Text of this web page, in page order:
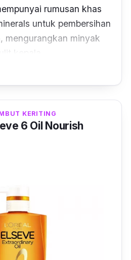
rumusan khas
untuk pembersihan
mengurangkan minyak
kepala.
keguguran rambut pun
mempunyai kandungan
Head & Shoulders Ultra
kesan menthol dan
dapat memberi
kepala.
KERITING
6 Oil Nourish